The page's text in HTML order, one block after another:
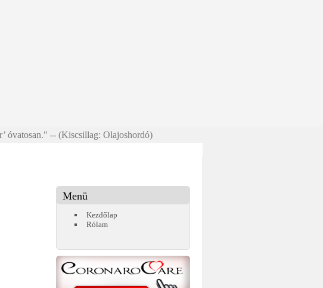
óvatosan." -- (Kiscsillag: Olajoshordó)
Menü
Kezdőlap
Rólam